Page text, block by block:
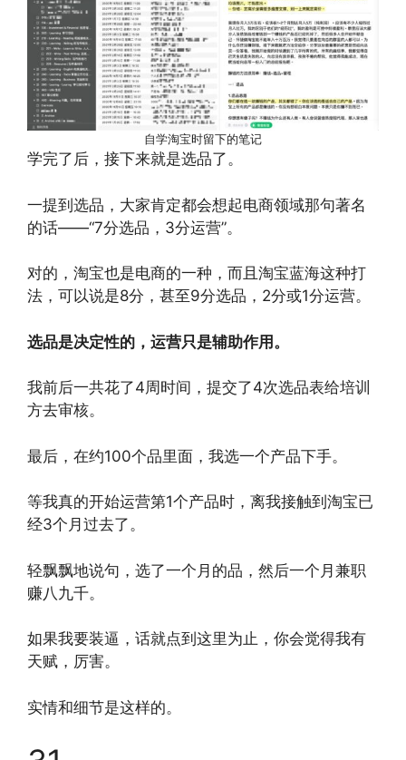
自学淘宝时留下的笔记
学完了后，接下来就是选品了。
一提到选品，大家肯定都会想起电商领域那句著名
的话——“7分选品，3分运营”。
对的，淘宝也是电商的一种，而且淘宝蓝海这种打
法，可以说是8分，甚至9分选品，2分或1分运营。
选品是决定性的，运营只是辅助作用。
我前后一共花了4周时间，提交了4次选品表给培训
方去审核。
最后，在约100个品里面，我选一个产品下手。
等我真的开始运营第1个产品时，离我接触到淘宝已
经3个月过去了。
轻飘飘地说句，选了一个月的品，然后一个月兼职
赚八九千。
如果我要装逼，话就点到这里为止，你会觉得我有
天赋，厉害。
实情和细节是这样的。